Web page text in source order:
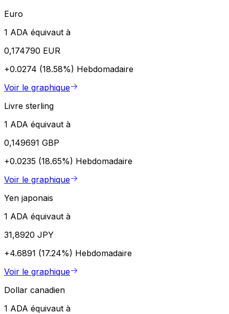
Euro
1 ADA équivaut à
0,174790 EUR
+0.0274 (18.58%) Hebdomadaire
Voir le graphique
Livre sterling
1 ADA équivaut à
0,149691 GBP
+0.0235 (18.65%) Hebdomadaire
Voir le graphique
Yen japonais
1 ADA équivaut à
31,8920 JPY
+4.6891 (17.24%) Hebdomadaire
Voir le graphique
Dollar canadien
1 ADA équivaut à